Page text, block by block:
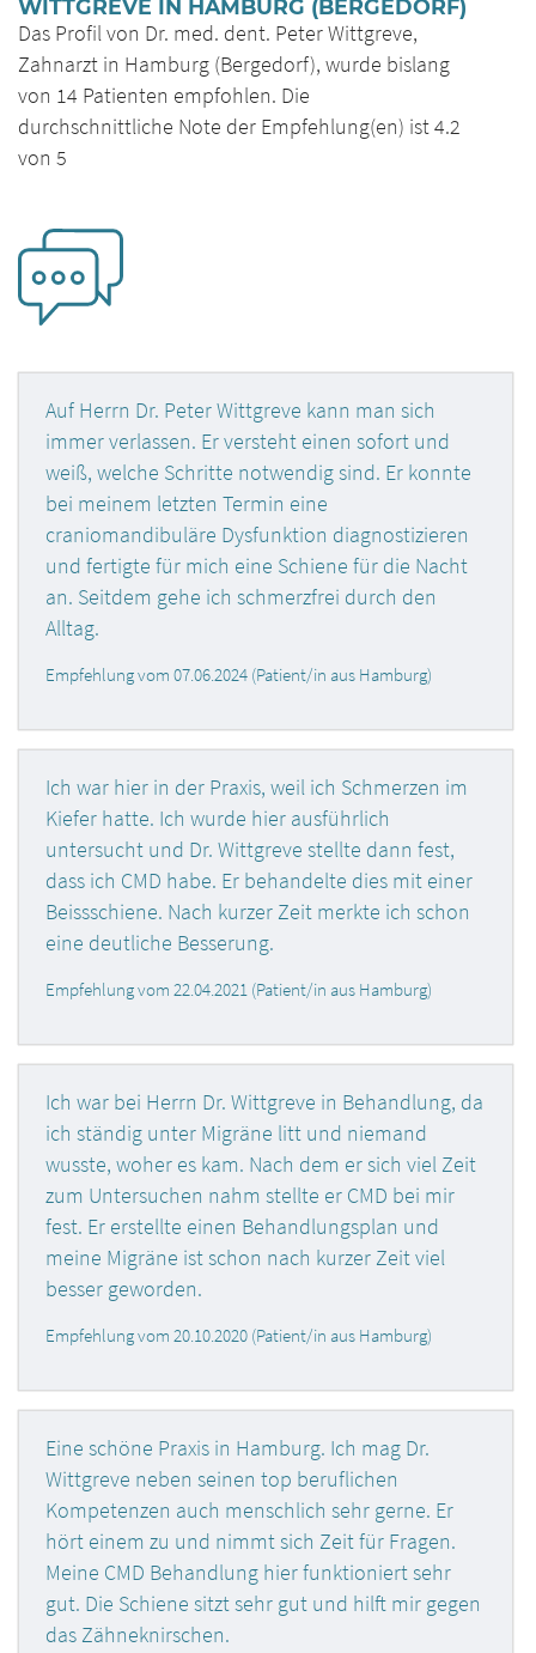
WITTGREVE IN HAMBURG (BERGEDORF)
Das Profil von Dr. med. dent. Peter Wittgreve,
Zahnarzt in Hamburg (Bergedorf), wurde bislang
von 14 Patienten empfohlen. Die
durchschnittliche Note der Empfehlung(en) ist 4.2
von 5
Auf Herrn Dr. Peter Wittgreve kann man sich
immer verlassen. Er versteht einen sofort und
weiß, welche Schritte notwendig sind. Er konnte
bei meinem letzten Termin eine
craniomandibuläre Dysfunktion diagnostizieren
und fertigte für mich eine Schiene für die Nacht
an. Seitdem gehe ich schmerzfrei durch den
Alltag.
Empfehlung vom 07.06.2024 (Patient/in aus Hamburg)
Ich war hier in der Praxis, weil ich Schmerzen im
Kiefer hatte. Ich wurde hier ausführlich
untersucht und Dr. Wittgreve stellte dann fest,
dass ich CMD habe. Er behandelte dies mit einer
Beissschiene. Nach kurzer Zeit merkte ich schon
eine deutliche Besserung.
Empfehlung vom 22.04.2021 (Patient/in aus Hamburg)
Ich war bei Herrn Dr. Wittgreve in Behandlung, da
ich ständig unter Migräne litt und niemand
wusste, woher es kam. Nach dem er sich viel Zeit
zum Untersuchen nahm stellte er CMD bei mir
fest. Er erstellte einen Behandlungsplan und
meine Migräne ist schon nach kurzer Zeit viel
besser geworden.
Empfehlung vom 20.10.2020 (Patient/in aus Hamburg)
Eine schöne Praxis in Hamburg. Ich mag Dr.
Wittgreve neben seinen top beruflichen
Kompetenzen auch menschlich sehr gerne. Er
hört einem zu und nimmt sich Zeit für Fragen.
Meine CMD Behandlung hier funktioniert sehr
gut. Die Schiene sitzt sehr gut und hilft mir gegen
das Zähneknirschen.